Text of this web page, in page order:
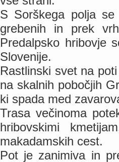
S Sorškega polja
grebenih in prek
Predalpsko hribovje
Slovenije.
Rastlinski svet na
na skalnih pobočjih
ki spada med
Trasa večinoma
hribovskimi
makadamskih cest.
Pot je zanimiva in